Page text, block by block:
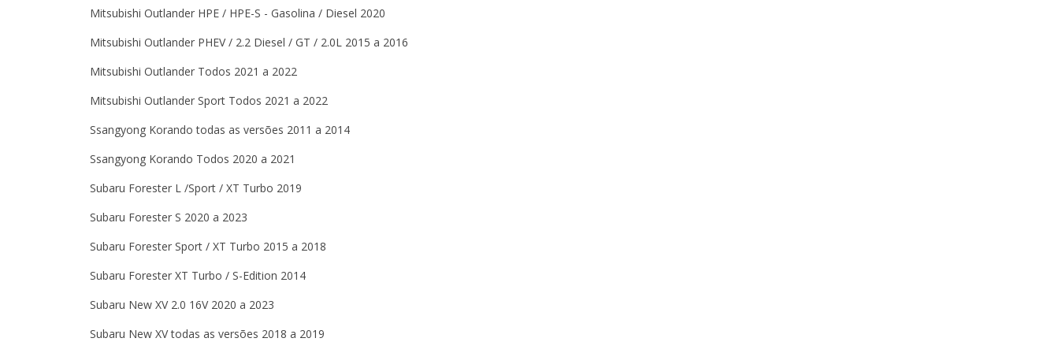
Mitsubishi Outlander HPE / HPE-S - Gasolina / Diesel 2020
Mitsubishi Outlander PHEV / 2.2 Diesel / GT / 2.0L 2015 a 2016
Mitsubishi Outlander Todos 2021 a 2022
Mitsubishi Outlander Sport Todos 2021 a 2022
Ssangyong Korando todas as versões 2011 a 2014
Ssangyong Korando Todos 2020 a 2021
Subaru Forester L /Sport / XT Turbo 2019
Subaru Forester S 2020 a 2023
Subaru Forester Sport / XT Turbo 2015 a 2018
Subaru Forester XT Turbo / S-Edition 2014
Subaru New XV 2.0 16V 2020 a 2023
Subaru New XV todas as versões 2018 a 2019